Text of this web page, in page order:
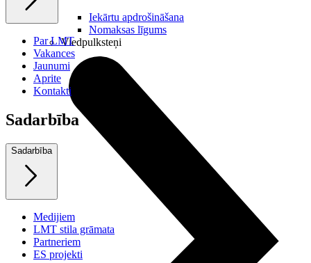
Iekārtu apdrošināšana
Nomaksas līgums
Viedpulksteņi
Par LMT
Vakances
Jaunumi
Aprite
Kontakti
Sadarbība
Sadarbība
Medijiem
LMT stila grāmata
Partneriem
ES projekti